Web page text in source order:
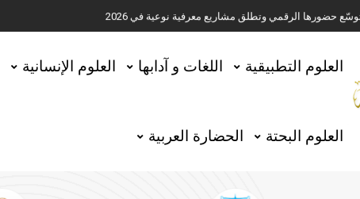
حضورها الرقمي وتطلق مشاريع معرفية نوعية في 2026
العالمي للغة العربية 2025
مدير عام لهيئة الموسوعة العربية
وزيرا للثقافة
العلوم التطبيقية اللغات و آدابها العلوم الإنسانية
العلوم البحتة الحضارة العربية